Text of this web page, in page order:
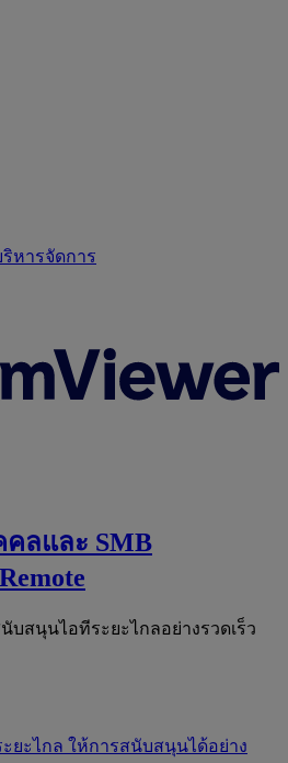
หารจัดการ
ลและ SMB
บสนุนไอทีระยะไกลอย่างรวดเร็ว
ยะไกล ให้การสนับสนุนได้อย่าง